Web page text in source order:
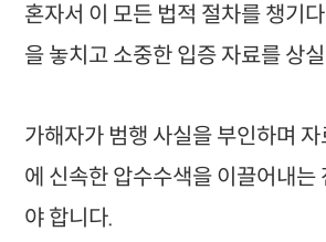
혼자서 이 모든 법적 절차를 챙기
을 놓치고 소중한 입증 자료를 상
가해자가 범행 사실을 부인하며
에 신속한 압수수색을 이끌어내는
야 합니다.